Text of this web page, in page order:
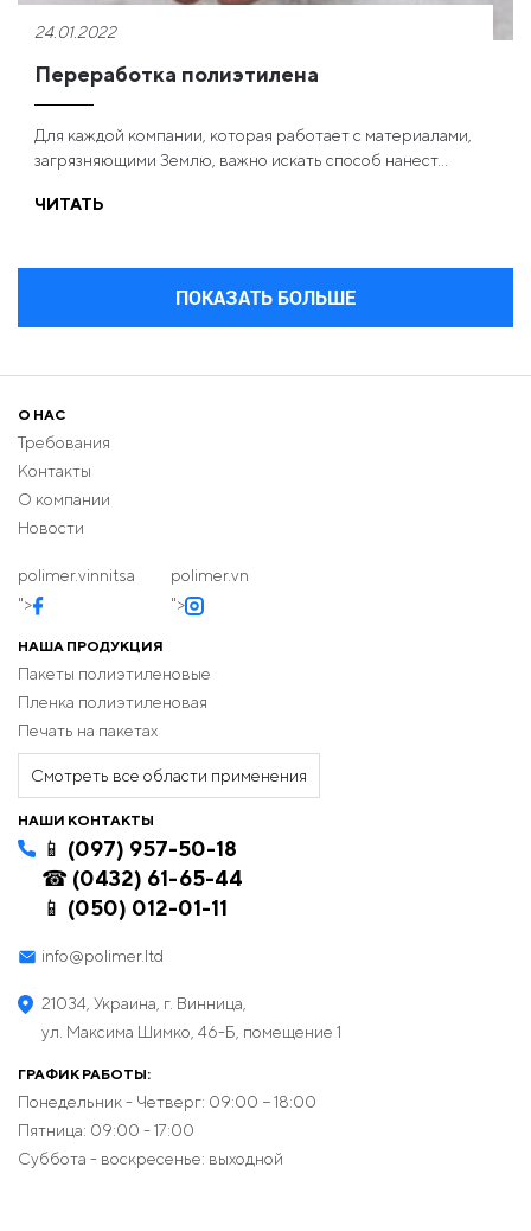
24.01.2022
Переработка полиэтилена
Для каждой компании, которая работает с материалами,
загрязняющими Землю, важно искать способ нанест...
ЧИТАТЬ
ПОКАЗАТЬ БОЛЬШЕ
О НАС
Требования
Контакты
О компании
Новости
polimer.vinnitsa
">
polimer.vn
">
НАША ПРОДУКЦИЯ
Пакеты полиэтиленовые
Пленка полиэтиленовая
Печать на пакетах
Смотреть все области применения
НАШИ КОНТАКТЫ
📱 (097) 957-50-18
☎ (0432) 61-65-44
📱 (050) 012-01-11
info@polimer.ltd
21034, Украина, г. Винница,
ул. Максима Шимко, 46-Б, помещение 1
ГРАФИК РАБОТЫ:
Понедельник - Четверг: 09:00 − 18:00
Пятница: 09:00 - 17:00
Суббота - воскресенье: выходной